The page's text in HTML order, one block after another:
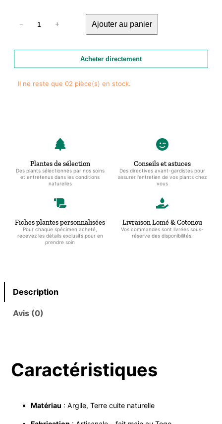
Il ne reste que 02 pièce(s) en stock.
de
en
fait
− + Ajouter au panier
Acheter directement
Plantes de sélection
Des plants sélectionnés par nos soins
et entretenus dans les conditions
naturelles
Conseils et astuces
Des directives avant-gardistes pour
assurer l’entretien de vos plants chez
vous
Fiches plantes personnalisées
Pour chaque spécimen acheté,
recevez les détails exclusifs pour en
prendre soin
Livraison Lomé & Cotonou
Vos commandes sont livrées sous-
réserve des disponibilités.
Description
Avis (0)
Caractéristiques
Matériau : Argile, Terre cuite naturelle